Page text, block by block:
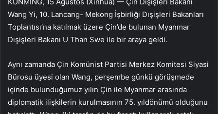
Wang Yi, 10. Lancang- Mekong İşbirliği Dışişleri Bakanları
Toplantısı’na katılmak üzere Çin’de bulunan Myanmar
Dışişleri Bakanı U Than Swe ile bir araya geldi.
Aynı zamanda Çin Komünist Partisi Merkez Komitesi Siyasi
Bürosu üyesi olan Wang, perşembe günkü görüşmede
içinde bulunduğumuz yılın Çin ile Myanmar arasında
diplomatik ilişkilerin kurulmasının 75. yıldönümü olduğunu